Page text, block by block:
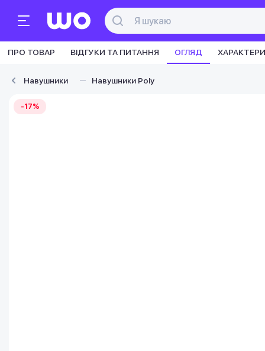
ПРО ТОВАР ВІДГУКИ ТА ПИТАННЯ ОГЛЯД
Навушники Навушники Poly
-17%